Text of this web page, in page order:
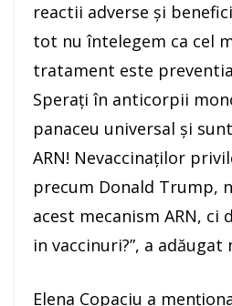
reactii adverse şi
tot nu întelegem ca cel
tratament este
Speraţi în anticorpii
panaceu universal şi
ARN! Nevaccinaţilor
precum Donald Trump,
acest mecanism ARN, ci
in vaccinuri?”, a adăugat
Elena Copaciu a